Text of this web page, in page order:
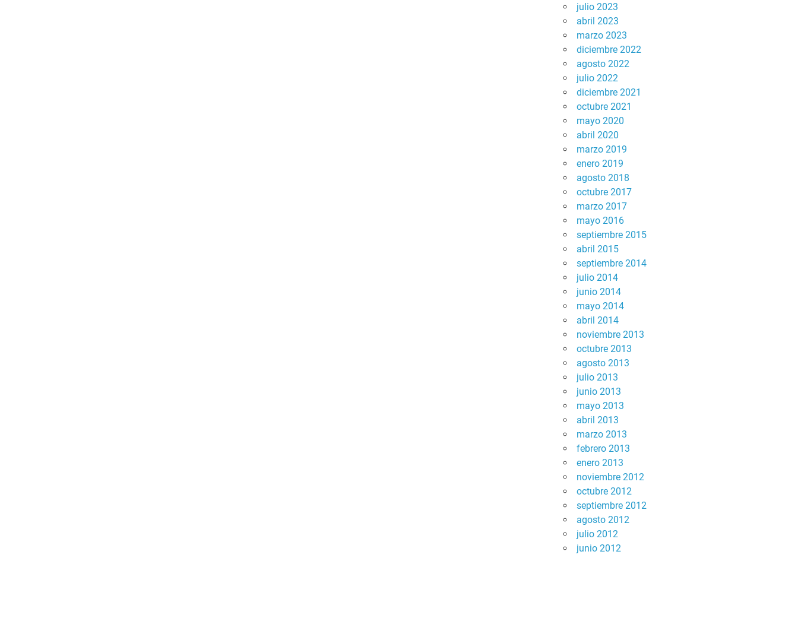
julio 2023
abril 2023
marzo 2023
diciembre 2022
agosto 2022
julio 2022
diciembre 2021
octubre 2021
mayo 2020
abril 2020
marzo 2019
enero 2019
agosto 2018
octubre 2017
marzo 2017
mayo 2016
septiembre 2015
abril 2015
septiembre 2014
julio 2014
junio 2014
mayo 2014
abril 2014
noviembre 2013
octubre 2013
agosto 2013
julio 2013
junio 2013
mayo 2013
abril 2013
marzo 2013
febrero 2013
enero 2013
noviembre 2012
octubre 2012
septiembre 2012
agosto 2012
julio 2012
junio 2012